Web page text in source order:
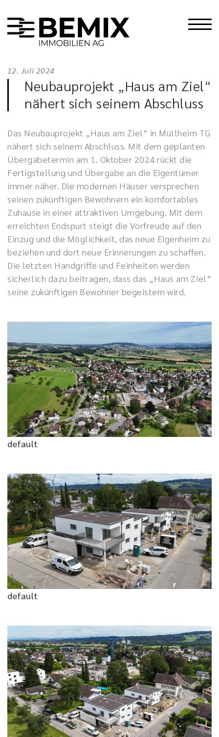
12. Juli 2024
Neubauprojekt „Haus am Ziel“
nähert sich seinem Abschluss
Das Neubauprojekt „Haus am Ziel“ in Müllheim TG
nähert sich seinem Abschluss. Mit dem geplanten
Übergabetermin am 1. Oktober 2024 rückt die
Fertigstellung und Übergabe an die Eigentümer
immer näher. Die modernen Häuser versprechen
seinen zukünftigen Bewohnern ein komfortables
Zuhause in einer attraktiven Umgebung. Mit dem
erreichten Endspurt steigt die Vorfreude auf den
Einzug und die Möglichkeit, das neue Eigenheim zu
beziehen und dort neue Erinnerungen zu schaffen.
Die letzten Handgriffe und Feinheiten werden
sicherlich dazu beitragen, dass das „Haus am Ziel“
seine zukünftigen Bewohner begeistern wird.
default
default